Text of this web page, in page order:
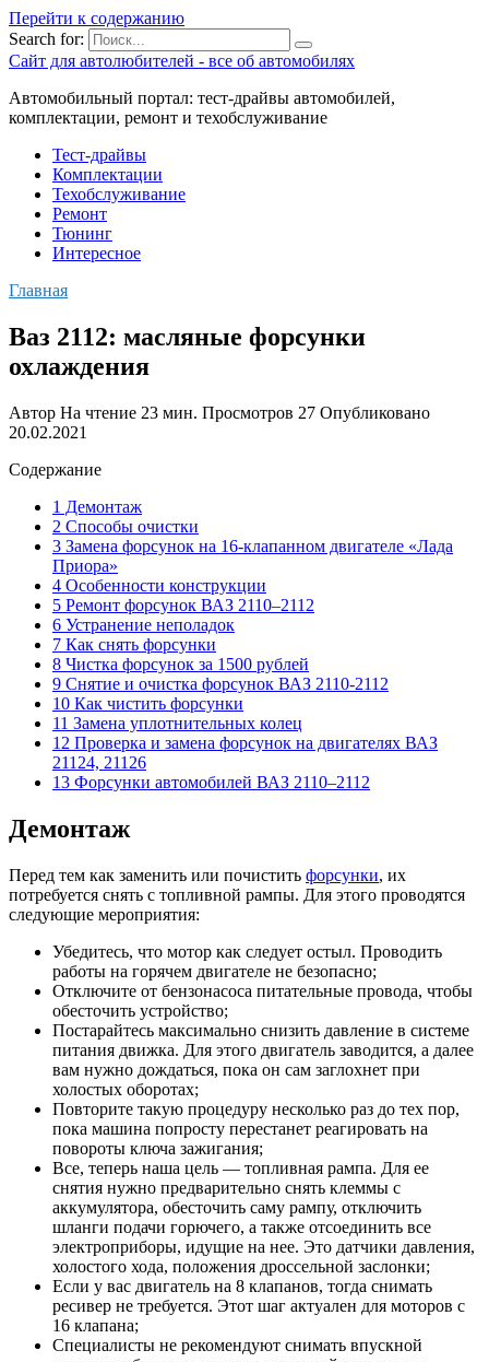
Перейти к содержанию
Search for:
Сайт для автолюбителей - все об автомобилях
Автомобильный портал: тест-драйвы автомобилей,
комплектации, ремонт и техобслуживание
Тест-драйвы
Комплектации
Техобслуживание
Ремонт
Тюнинг
Интересное
Главная
Ваз 2112: масляные форсунки
охлаждения
Автор На чтение 23 мин. Просмотров 27 Опубликовано
20.02.2021
Содержание
1 Демонтаж
2 Способы очистки
3 Замена форсунок на 16-клапанном двигателе «Лада
Приора»
4 Особенности конструкции
5 Ремонт форсунок ВАЗ 2110–2112
6 Устранение неполадок
7 Как снять форсунки
8 Чистка форсунок за 1500 рублей
9 Снятие и очистка форсунок ВАЗ 2110-2112
10 Как чистить форсунки
11 Замена уплотнительных колец
12 Проверка и замена форсунок на двигателях ВАЗ
21124, 21126
13 Форсунки автомобилей ВАЗ 2110–2112
Демонтаж
Перед тем как заменить или почистить форсунки, их
потребуется снять с топливной рампы. Для этого проводятся
следующие мероприятия:
Убедитесь, что мотор как следует остыл. Проводить
работы на горячем двигателе не безопасно;
Отключите от бензонасоса питательные провода, чтобы
обесточить устройство;
Постарайтесь максимально снизить давление в системе
питания движка. Для этого двигатель заводится, а далее
вам нужно дождаться, пока он сам заглохнет при
холостых оборотах;
Повторите такую процедуру несколько раз до тех пор,
пока машина попросту перестанет реагировать на
повороты ключа зажигания;
Все, теперь наша цель — топливная рампа. Для ее
снятия нужно предварительно снять клеммы с
аккумулятора, обесточить саму рампу, отключить
шланги подачи горючего, а также отсоединить все
электроприборы, идущие на нее. Это датчики давления,
холостого хода, положения дроссельной заслонки;
Если у вас двигатель на 8 клапанов, тогда снимать
ресивер не требуется. Этот шаг актуален для моторов с
16 клапана;
Специалисты не рекомендуют снимать впускной